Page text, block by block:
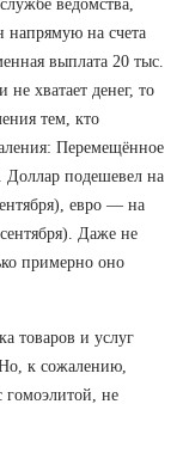
ведомства,
напрямую на счета
выплата 20 тыс.
хватает денег, то
тем, кто
Перемещённое
Доллар подешевел на
евро — на
Даже не
примерно оно
товаров и услуг
к сожалению,
гомоэлитой, не